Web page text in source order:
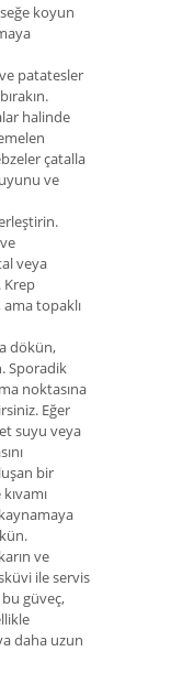
koyun
ve patatesler
halinde
çatalla
ve
veya
Krep
ama topaklı
dökün,
Sporadik
noktasına
Eğer
suyu veya
bir
ve
ile servis
güveç,
daha uzun